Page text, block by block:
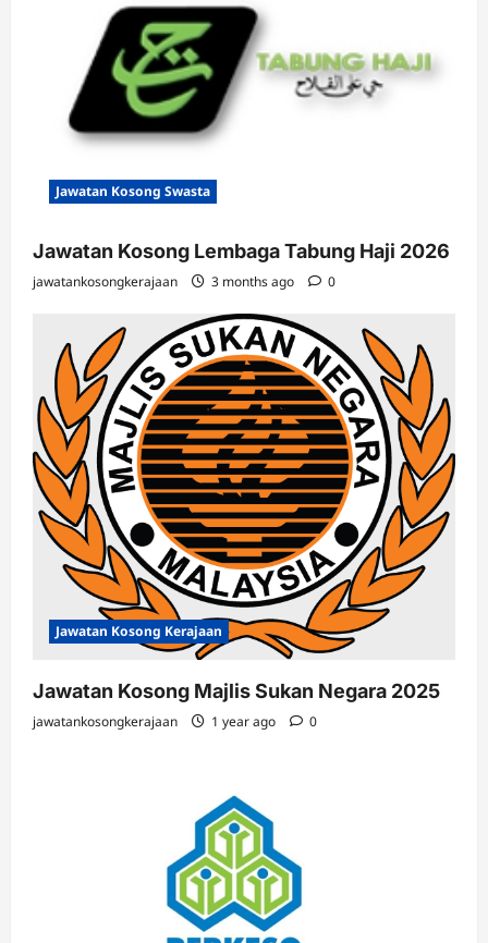
Jawatan Kosong Swasta
Jawatan Kosong Lembaga Tabung Haji 2026
jawatankosongkerajaan 3 months ago 0
Jawatan Kosong Kerajaan
Jawatan Kosong Majlis Sukan Negara 2025
jawatankosongkerajaan 1 year ago 0